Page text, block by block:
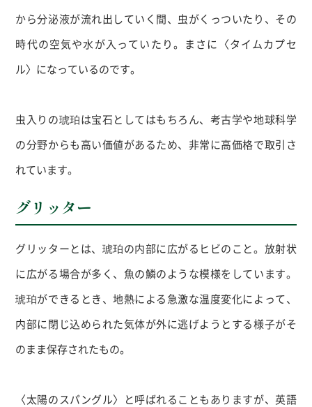
から分泌液が流れ出していく間、虫がくっついたり、その
時代の空気や水が入っていたり。まさに〈タイムカプセ
ル〉になっているのです。
虫入りの琥珀は宝石としてはもちろん、考古学や地球科学
の分野からも高い価値があるため、非常に高価格で取引さ
れています。
グリッター
グリッターとは、琥珀の内部に広がるヒビのこと。放射状
に広がる場合が多く、魚の鱗のような模様をしています。
琥珀ができるとき、地熱による急激な温度変化によって、
内部に閉じ込められた気体が外に逃げようとする様子がそ
のまま保存されたもの。
〈太陽のスパングル〉と呼ばれることもありますが、英語